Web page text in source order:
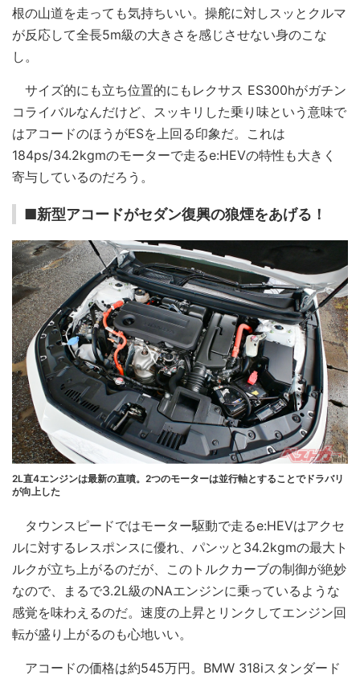
根の山道を走っても気持ちいい。操舵に対しスッとクルマ
が反応して全長5m級の大きさを感じさせない身のこな
し。
サイズ的にも立ち位置的にもレクサス ES300hがガチン
コライバルなんだけど、スッキリした乗り味という意味で
はアコードのほうがESを上回る印象だ。これは
184ps/34.2kgmのモーターで走るe:HEVの特性も大きく
寄与しているのだろう。
■新型アコードがセダン復興の狼煙をあげる！
2L直4エンジンは最新の直噴。2つのモーターは並行軸とすることでドラバリ
が向上した
タウンスピードではモーター駆動で走るe:HEVはアクセ
ルに対するレスポンスに優れ、パンッと34.2kgmの最大ト
ルクが立ち上がるのだが、このトルクカーブの制御が絶妙
なので、まるで3.2L級のNAエンジンに乗っているような
感覚を味わえるのだ。速度の上昇とリンクしてエンジン回
転が盛り上がるのも心地いい。
アコードの価格は約545万円。BMW 318iスタンダード